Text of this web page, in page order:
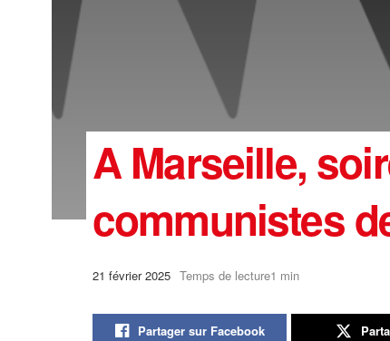
A Marseille,
communistes
21 février 2025 Temps de lecture1 min
Partager sur Facebook